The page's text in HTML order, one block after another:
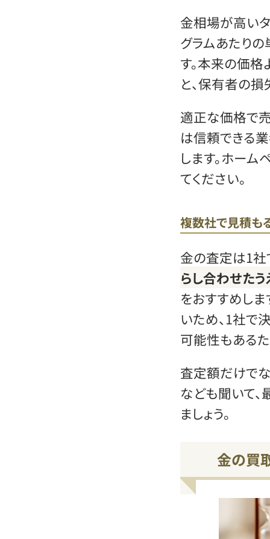
金相場が高い
グラムあたり
す。本来の価格
と、保有者の
適正な価格で
は信頼できる
します。ホー
てください。
複数社で見積も
金の査定は1社
らし合わせた
をおすすめし
いため、1社で
可能性もあるた
査定額だけで
なども聞いて
ましょう。
金の買